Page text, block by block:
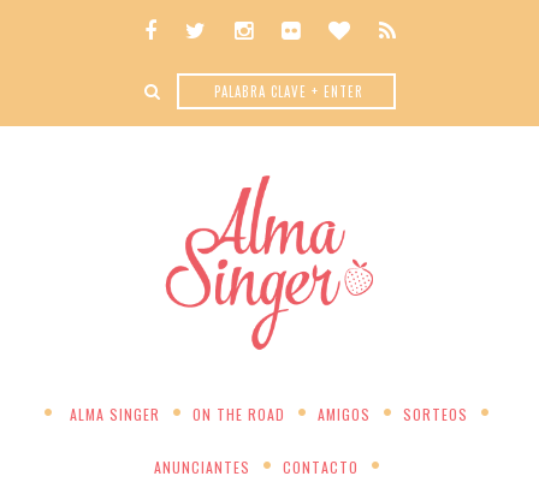
ALMA SINGER ON THE ROAD AMIGOS SORTEOS
ANUNCIANTES CONTACTO